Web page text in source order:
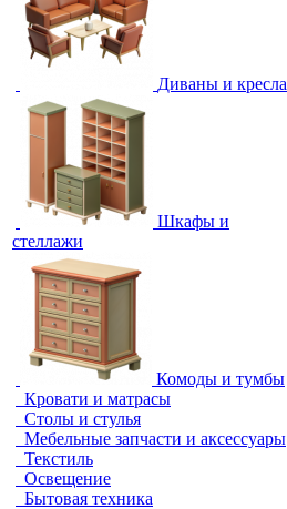
Диваны и кресла
Шкафы и
стеллажи
Комоды и тумбы
Кровати и матрасы
Столы и стулья
Мебельные запчасти и аксессуары
Текстиль
Освещение
Бытовая техника